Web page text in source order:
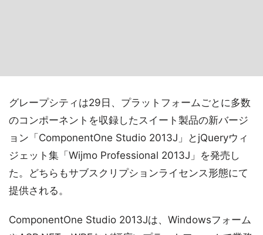
グレープシティは29日、プラットフォームごとに多数
のコンポーネントを収録したスイート製品の新バージ
ョン「ComponentOne Studio 2013J」とjQueryウィ
ジェット集「Wijmo Professional 2013J」を発売し
た。どちらもサブスクリプションライセンス形態にて
提供される。
ComponentOne Studio 2013Jは、Windowsフォーム